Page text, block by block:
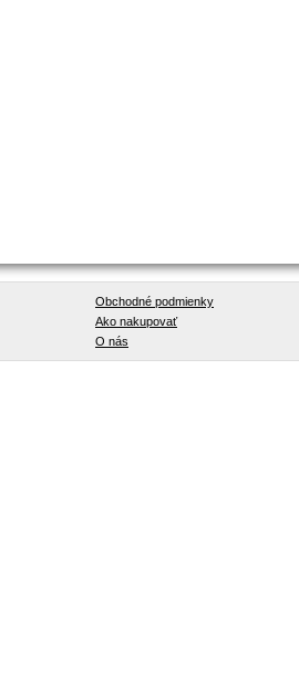
Obchodné podmienky
Ako nakupovať
O nás